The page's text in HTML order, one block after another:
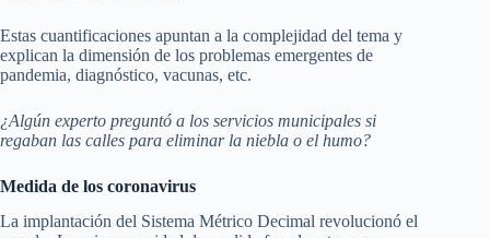
Estas cuantificaciones apuntan a la complejidad del tema y
explican la dimensión de los problemas emergentes de
pandemia, diagnóstico, vacunas, etc.
¿Algún experto preguntó a los servicios municipales si
regaban las calles para eliminar la niebla o el humo?
Medida de los coronavirus
La implantación del Sistema Métrico Decimal revolucionó el